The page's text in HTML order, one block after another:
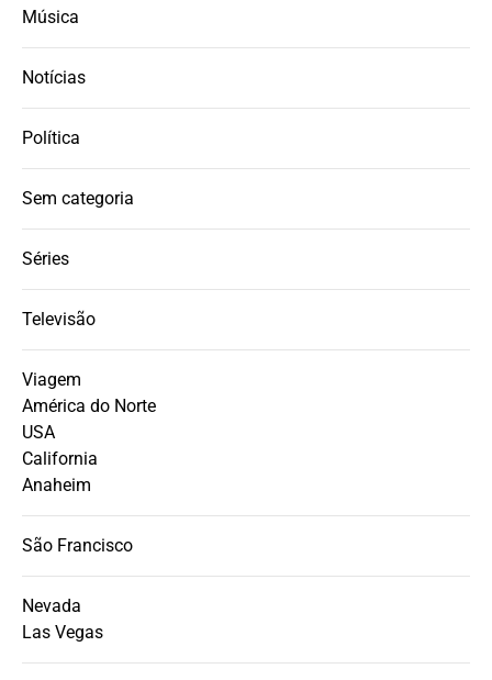
Música
Notícias
Política
Sem categoria
Séries
Televisão
Viagem
América do Norte
USA
California
Anaheim
São Francisco
Nevada
Las Vegas